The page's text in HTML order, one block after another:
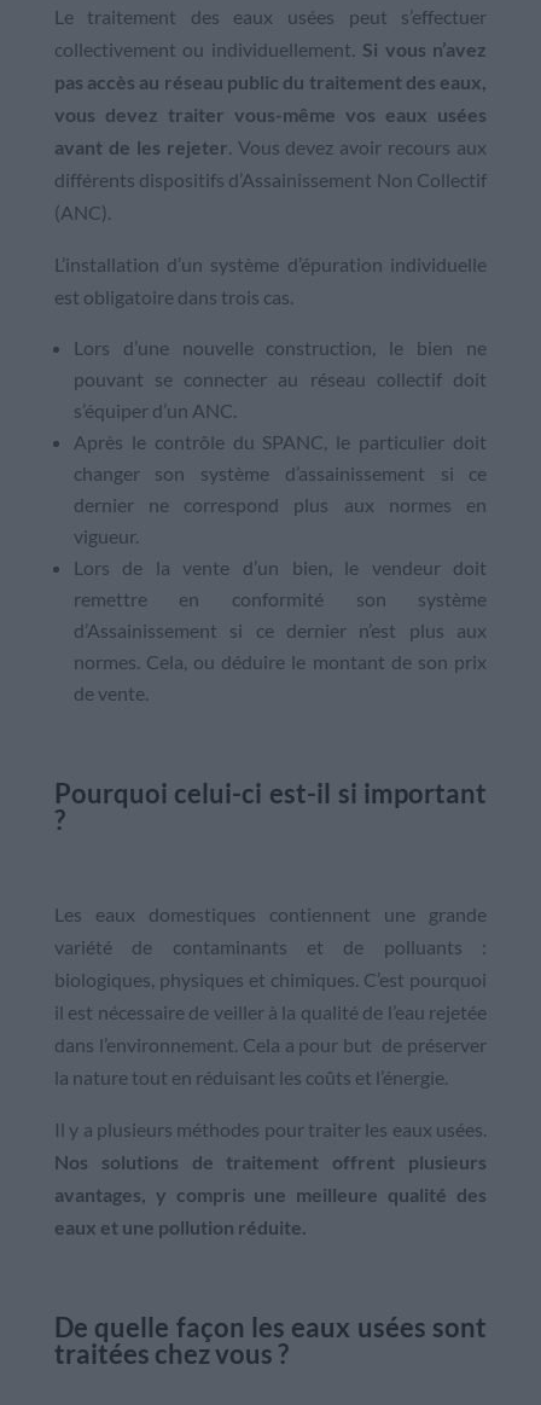
Le traitement des eaux usées peut s’effectuer
collectivement ou individuellement. Si vous n’avez
pas accès au réseau public du traitement des eaux,
vous devez traiter vous-même vos eaux usées
avant de les rejeter . Vous devez avoir recours aux
différents dispositifs d’Assainissement Non Collectif
(ANC).
L’installation d’un système d’épuration individuelle
est obligatoire dans trois cas.
Lors d’une nouvelle construction, le bien ne
pouvant se connecter au réseau collectif doit
s’équiper d’un ANC.
Après le contrôle du SPANC, le particulier doit
changer son système d’assainissement si ce
dernier ne correspond plus aux normes en
vigueur.
Lors de la vente d’un bien, le vendeur doit
remettre en conformité son système
d’Assainissement si ce dernier n’est plus aux
normes. Cela, ou déduire le montant de son prix
de vente.
Pourquoi celui-ci est-il si important
?
Les eaux domestiques contiennent une grande
variété de contaminants et de polluants :
biologiques, physiques et chimiques. C’est pourquoi
il est nécessaire de veiller à la qualité de l’eau rejetée
dans l’environnement. Cela a pour but de préserver
la nature tout en réduisant les coûts et l’énergie.
Il y a plusieurs méthodes pour traiter les eaux usées.
Nos solutions de traitement offrent plusieurs
avantages, y compris une meilleure qualité des
eaux et une pollution réduite.
De quelle façon les eaux usées sont
traitées chez vous ?